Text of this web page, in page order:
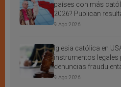
países con más
2026? Publican
9 Ago 2026
Iglesia católica en
instrumentos
denuncias
9 Ago 2026